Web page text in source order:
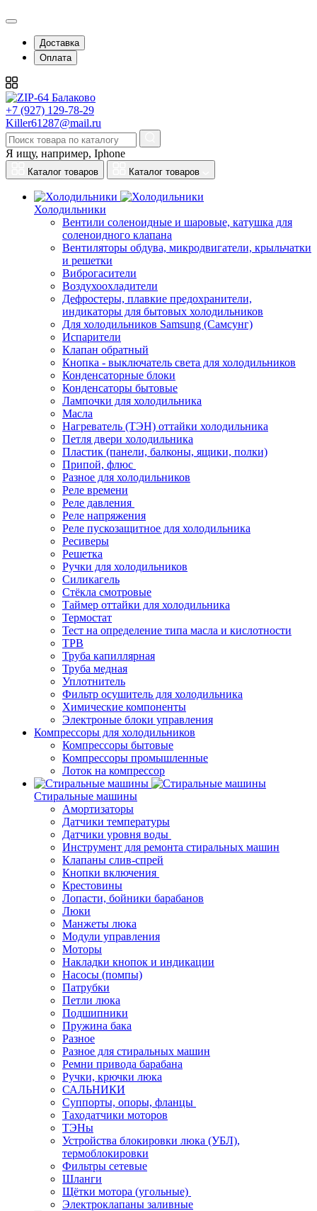
Доставка
Оплата
+7 (927) 129-78-29
Killer61287@mail.ru
Я ищу, например, Iphone
Каталог товаров Каталог товаров
Холодильники
Вентили соленоидные и шаровые, катушка для
соленоидного клапана
Вентиляторы обдува, микродвигатели, крыльчатки
и решетки
Виброгасители
Воздухоохладители
Дефростеры, плавкие предохранители,
индикаторы для бытовых холодильников
Для холодильников Samsung (Самсунг)
Испарители
Клапан обратный
Кнопка - выключатель света для холодильников
Конденсаторные блоки
Конденсаторы бытовые
Лампочки для холодильника
Масла
Нагреватель (ТЭН) оттайки холодильника
Петля двери холодильника
Пластик (панели, балконы, ящики, полки)
Припой, флюс
Разное для холодильников
Реле времени
Реле давления
Реле напряжения
Реле пускозащитное для холодильника
Ресиверы
Решетка
Ручки для холодильников
Силикагель
Стёкла смотровые
Таймер оттайки для холодильника
Термостат
Тест на определение типа масла и кислотности
ТРВ
Труба капиллярная
Труба медная
Уплотнитель
Фильтр осушитель для холодильника
Химические компоненты
Электроные блоки управления
Компрессоры для холодильников
Компрессоры бытовые
Компрессоры промышленные
Лоток на компрессор
Стиральные машины
Амортизаторы
Датчики температуры
Датчики уровня воды
Инструмент для ремонта стиральных машин
Клапаны слив-спрей
Кнопки включения
Крестовины
Лопасти, бойники барабанов
Люки
Манжеты люка
Модули управления
Моторы
Накладки кнопок и индикации
Насосы (помпы)
Патрубки
Петли люка
Подшипники
Пружина бака
Разное
Разное для стиральных машин
Ремни привода барабана
Ручки, крючки люка
САЛЬНИКИ
Суппорты, опоры, фланцы
Таходатчики моторов
ТЭНы
Устройства блокировки люка (УБЛ),
термоблокировки
Фильтры сетевые
Шланги
Щётки мотора (угольные)
Электроклапаны заливные